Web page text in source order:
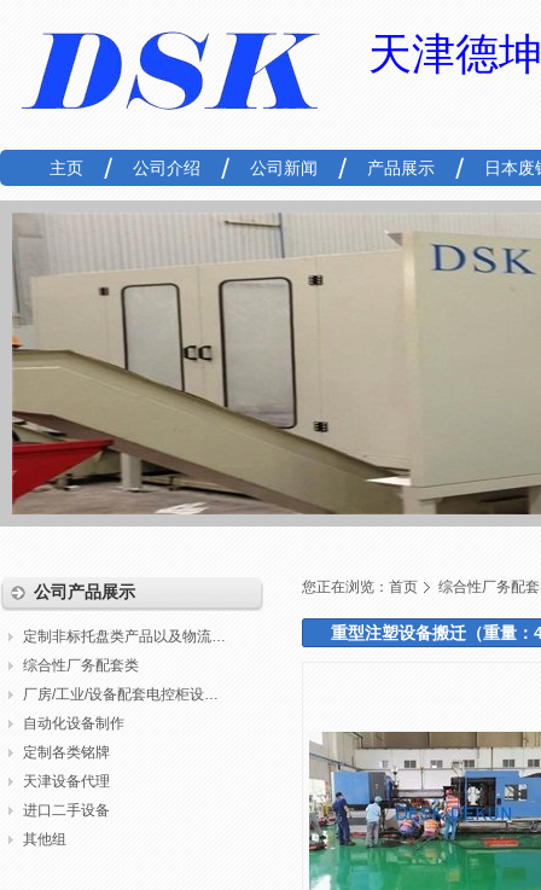
天津德
主页 公司介绍 公司新闻 产品展示 日本废
公司产品展示
定制非标托盘类产品以及物流包装
综合性厂务配套类
厂房/工业/设备配套电控柜设计制作调试
自动化设备制作
定制各类铭牌
天津设备代理
进口二手设备
其他组
您正在浏览： 首页 综合性厂务配
重型注塑设备搬迁（重量